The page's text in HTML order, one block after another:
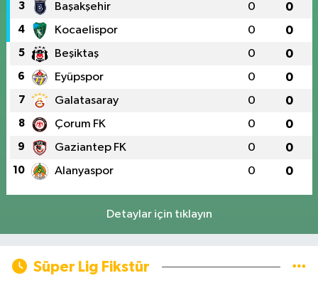
3 Başakşehir 0 0
4 Kocaelispor 0 0
5 Beşiktaş 0 0
6 Eyüpspor 0 0
7 Galatasaray 0 0
8 Çorum FK 0 0
9 Gaziantep FK 0 0
10 Alanyaspor 0 0
Detaylar için tıklayın
Süper Lig Fikstür